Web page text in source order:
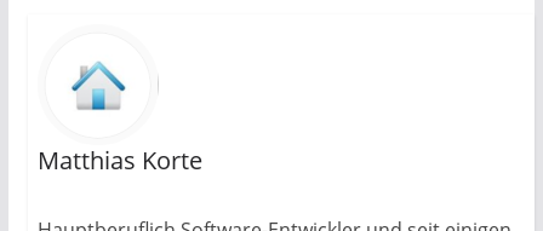
Matthias Korte